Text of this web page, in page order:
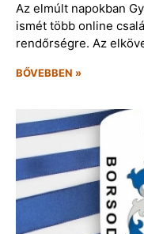
Az elmúlt napokban
ismét több online
rendőrségre. Az
BŐVEBBEN »